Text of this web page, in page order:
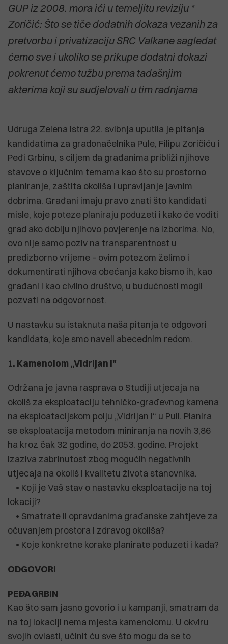
GUP iz 2008. mora ići u temeljitu reviziju *
Zoričić: Što se tiče dodatnih dokaza vezanih za
pretvorbu i privatizaciju SRC Valkane sagledat
ćemo sve i ukoliko se prikupe dodatni dokazi
pokrenut ćemo tužbu prema tadašnjim
akterima koji su sudjelovali u tim radnjama
Udruga Zelena Istra 22. svibnja uputila je pitanja
kandidatima za gradonačelnika Pule, Filipu Zoričiću i
Peđi Grbinu, s ciljem da građanima približi njihove
stavove o ključnim temama kao što su prostorno
planiranje, zaštita okoliša i upravljanje javnim
dobrima. Građani imaju pravo znati što kandidati
misle, koje poteze planiraju poduzeti i kako će voditi
grad ako dobiju njihovo povjerenje na izborima. No,
ovo nije samo poziv na transparentnost u
predizborno vrijeme – ovim potezom želimo i
dokumentirati njihova obećanja kako bismo ih, kao
građani i kao civilno društvo, u budućnosti mogli
pozvati na odgovornost.
U nastavku su istaknuta naša pitanja te odgovori
kandidata, koje smo naveli abecednim redom.
1. Kamenolom „Vidrijan I"
Održana je javna rasprava o Studiji utjecaja na
okoliš za eksploataciju tehničko-građevnog kamena
na eksploatacijskom polju „Vidrijan I“ u Puli. Planira
se eksploatacija metodom miniranja na novih 3,86
ha kroz čak 32 godine, do 2053. godine. Projekt
izaziva zabrinutost zbog mogućih negativnih
utjecaja na okoliš i kvalitetu života stanovnika.
• Koji je Vaš stav o nastavku eksploatacije na toj
lokaciji?
• Smatrate li opravdanima građanske zahtjeve za
očuvanjem prostora i zdravog okoliša?
• Koje konkretne korake planirate poduzeti i kada?
ODGOVORI
PEĐA GRBIN
Kao što sam jasno govorio i u kampanji, smatram da
na toj lokaciji nema mjesta kamenolomu. U okviru
svojih ovlasti, učinit ću sve što mogu da se to